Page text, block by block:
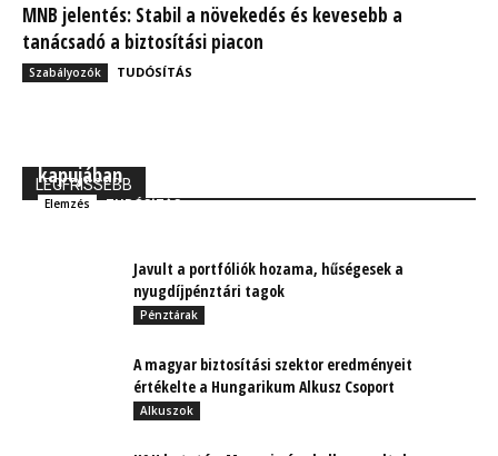
MNB jelentés: Stabil a növekedés és kevesebb a
tanácsadó a biztosítási piacon
Szabályozók TUDÓSÍTÁS
LEGFRISSEBB
kapujában
Elemzés TUDÓSÍTÁS
Javult a portfóliók hozama, hűségesek a
nyugdíjpénztári tagok
Pénztárak
A magyar biztosítási szektor eredményeit
értékelte a Hungarikum Alkusz Csoport
Alkuszok